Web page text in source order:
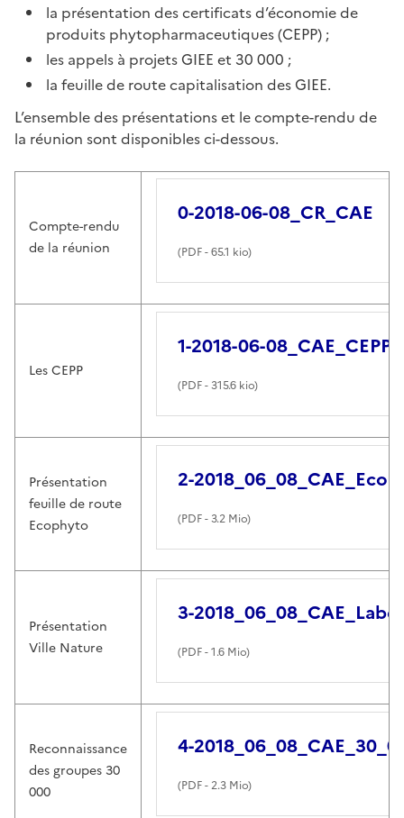
la présentation des certificats d’économie de
produits phytopharmaceutiques (CEPP) ;
les appels à projets GIEE et 30 000 ;
la feuille de route capitalisation des GIEE.
L’ensemble des présentations et le compte-rendu de
la réunion sont disponibles ci-dessous.
Compte-rendu
de la réunion
0-2018-06-08_CR_CAE
(PDF- 65.1 kio)
Les CEPP
1-2018-06-08_CAE_CEPP
(PDF- 315.6 kio)
Présentation
feuille de route
Ecophyto
2-
(PDF- 3.2 Mio)
Présentation
Ville Nature
3-
(PDF- 1.6 Mio)
Reconnaissance
des groupes 30
000
4-
(PDF- 2.3 Mio)